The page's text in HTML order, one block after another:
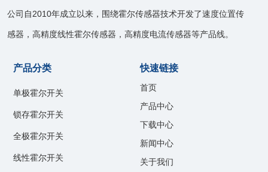
公司自2010年成立以来，围绕霍尔传感器技术开发了速度位置传
感器，高精度线性霍尔传感器，高精度电流传感器等产品线。
产品分类
单极霍尔开关
锁存霍尔开关
全极霍尔开关
线性霍尔开关
快速链接
首页
产品中心
下载中心
新闻中心
关于我们